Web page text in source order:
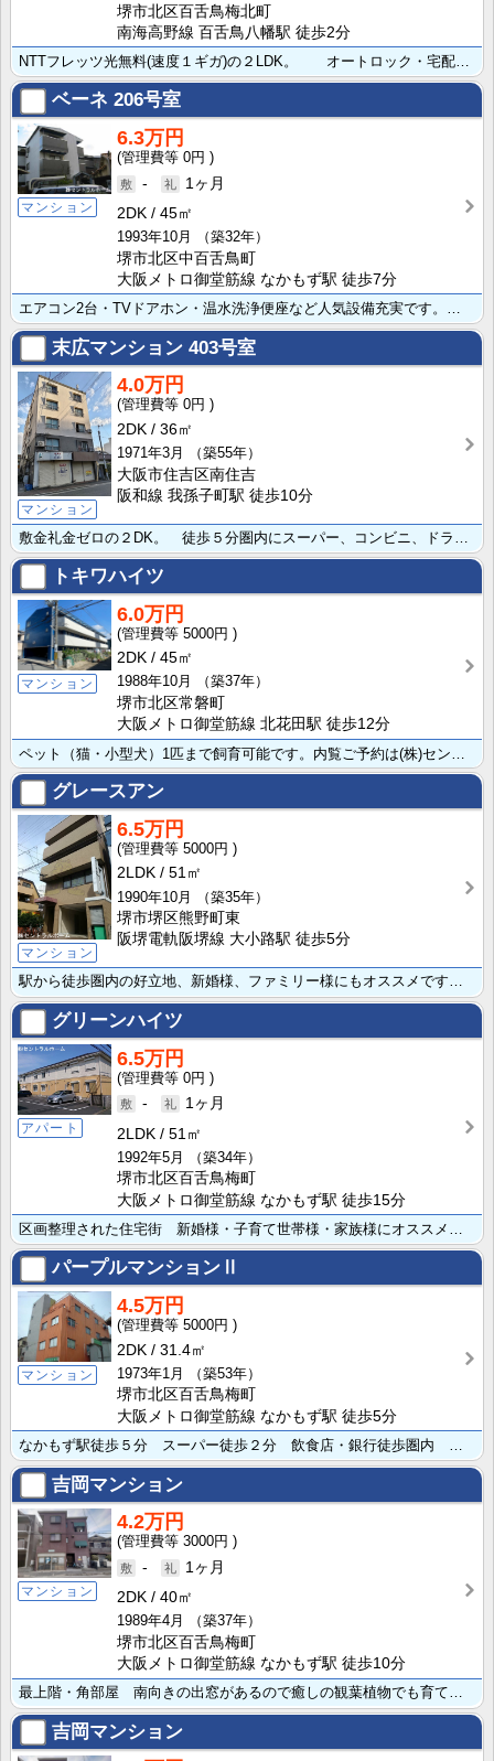
堺市北区百舌鳥梅北町
南海高野線 百舌鳥八幡駅 徒歩2分
ベーネ 206号室
マンション
6.3万円
0円
-
1ヶ月
2DK
45㎡
1993年10月
（築32年）
堺市北区中百舌鳥町
大阪メトロ御堂筋線 なかもず駅 徒歩7分
末広マンション 403号室
マンション
4.0万円
0円
2DK
36㎡
1971年3月
（築55年）
大阪市住吉区南住吉
阪和線 我孫子町駅 徒歩10分
トキワハイツ
マンション
6.0万円
5000円
2DK
45㎡
1988年10月
（築37年）
堺市北区常磐町
大阪メトロ御堂筋線 北花田駅 徒歩12分
グレースアン
マンション
6.5万円
5000円
2LDK
51㎡
1990年10月
（築35年）
堺市堺区熊野町東
阪堺電軌阪堺線 大小路駅 徒歩5分
駅から徒歩圏内の好立地、新婚様、ファミリー様にもオススメです。内覧ご予約は専任募集会社(株)セントラ･･･
グリーンハイツ
アパート
6.5万円
0円
-
1ヶ月
2LDK
51㎡
1992年5月
（築34年）
堺市北区百舌鳥梅町
大阪メトロ御堂筋線 なかもず駅 徒歩15分
パープルマンションⅡ
マンション
4.5万円
5000円
2DK
31.4㎡
1973年1月
（築53年）
堺市北区百舌鳥梅町
大阪メトロ御堂筋線 なかもず駅 徒歩5分
吉岡マンション
マンション
4.2万円
3000円
-
1ヶ月
2DK
40㎡
1989年4月
（築37年）
堺市北区百舌鳥梅町
大阪メトロ御堂筋線 なかもず駅 徒歩10分
吉岡マンション